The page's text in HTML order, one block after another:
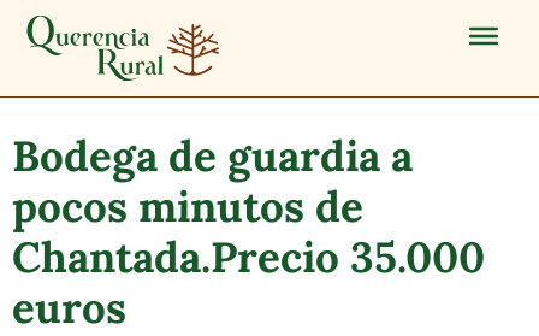
Bodega de guardia a
pocos minutos de
Chantada.Precio 35.000
euros